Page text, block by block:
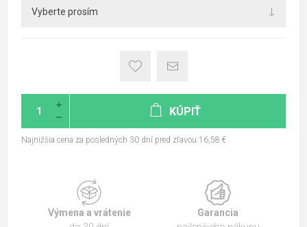
KÚPIŤ
Najnižšia cena za posledných 30 dní pred zľavou:16,58 €
Výmena a vrátenie
Garancia